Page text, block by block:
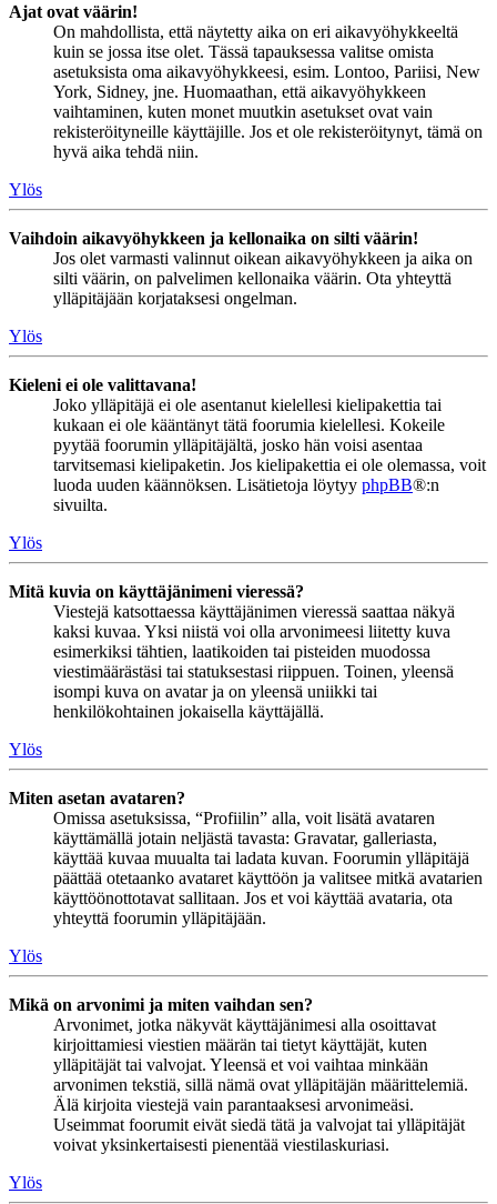
Ajat ovat väärin!
On mahdollista, että näytetty aika on eri aikavyöhykkeeltä
kuin se jossa itse olet. Tässä tapauksessa valitse omista
asetuksista oma aikavyöhykkeesi, esim. Lontoo, Pariisi, New
York, Sidney, jne. Huomaathan, että aikavyöhykkeen
vaihtaminen, kuten monet muutkin asetukset ovat vain
rekisteröityneille käyttäjille. Jos et ole rekisteröitynyt, tämä on
hyvä aika tehdä niin.
Ylös
Vaihdoin aikavyöhykkeen ja kellonaika on silti väärin!
Jos olet varmasti valinnut oikean aikavyöhykkeen ja aika on
silti väärin, on palvelimen kellonaika väärin. Ota yhteyttä
ylläpitäjään korjataksesi ongelman.
Ylös
Kieleni ei ole valittavana!
Joko ylläpitäjä ei ole asentanut kielellesi kielipakettia tai
kukaan ei ole kääntänyt tätä foorumia kielellesi. Kokeile
pyytää foorumin ylläpitäjältä, josko hän voisi asentaa
tarvitsemasi kielipaketin. Jos kielipakettia ei ole olemassa, voit
luoda uuden käännöksen. Lisätietoja löytyy phpBB®:n
sivuilta.
Ylös
Mitä kuvia on käyttäjänimeni vieressä?
Viestejä katsottaessa käyttäjänimen vieressä saattaa näkyä
kaksi kuvaa. Yksi niistä voi olla arvonimeesi liitetty kuva
esimerkiksi tähtien, laatikoiden tai pisteiden muodossa
viestimäärästäsi tai statuksestasi riippuen. Toinen, yleensä
isompi kuva on avatar ja on yleensä uniikki tai
henkilökohtainen jokaisella käyttäjällä.
Ylös
Miten asetan avataren?
Omissa asetuksissa, “Profiilin” alla, voit lisätä avataren
käyttämällä jotain neljästä tavasta: Gravatar, galleriasta,
käyttää kuvaa muualta tai ladata kuvan. Foorumin ylläpitäjä
päättää otetaanko avataret käyttöön ja valitsee mitkä avatarien
käyttöönottotavat sallitaan. Jos et voi käyttää avataria, ota
yhteyttä foorumin ylläpitäjään.
Ylös
Mikä on arvonimi ja miten vaihdan sen?
Arvonimet, jotka näkyvät käyttäjänimesi alla osoittavat
kirjoittamiesi viestien määrän tai tietyt käyttäjät, kuten
ylläpitäjät tai valvojat. Yleensä et voi vaihtaa minkään
arvonimen tekstiä, sillä nämä ovat ylläpitäjän määrittelemiä.
Älä kirjoita viestejä vain parantaaksesi arvonimeäsi.
Useimmat foorumit eivät siedä tätä ja valvojat tai ylläpitäjät
voivat yksinkertaisesti pienentää viestilaskuriasi.
Ylös